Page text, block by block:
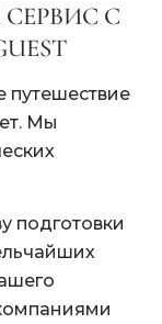
С
путешествие
Мы
подготовки